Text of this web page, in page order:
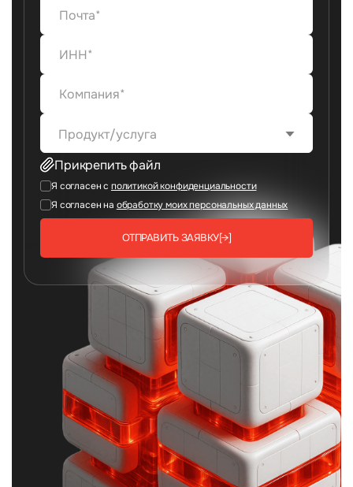
Продукт/услуга
Прикрепить файл
Я согласен с политикой конфиденциальности
Я согласен на обработку моих персональных данных
ОТПРАВИТЬ ЗАЯВКУ[→]